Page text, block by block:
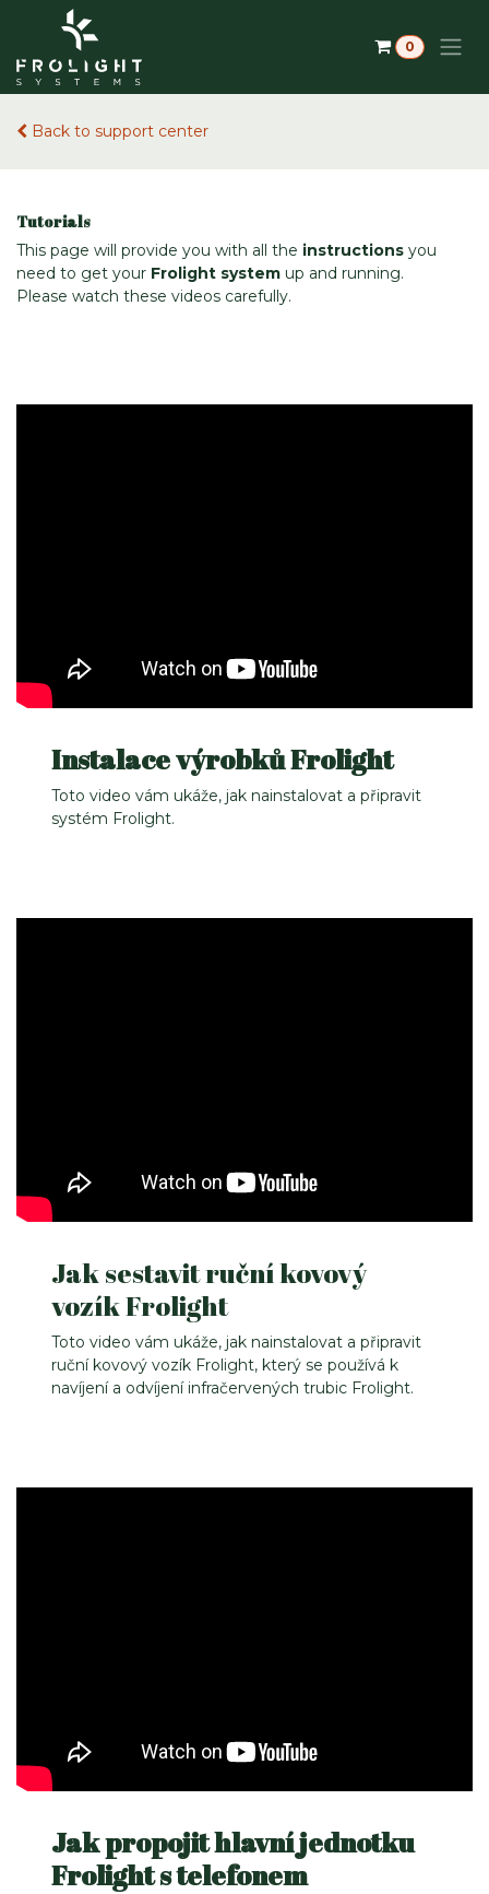
Přejít na obsah
0
Back to support center
Tutorials
This page will provide you with all the instructions you
need to get your Frolight system up and running.
Please watch these videos carefully.
Instalace výrobků Frolight
Toto video vám ukáže, jak nainstalovat a připravit
systém Frolight.
Jak sestavit ruční kovový
vozík Frolight
Toto video vám ukáže, jak nainstalovat a připravit
ruční kovový vozík Frolight, který se používá k
navíjení a odvíjení infračervených trubic Frolight.
Jak propojit hlavní jednotku
Frolight s telefonem